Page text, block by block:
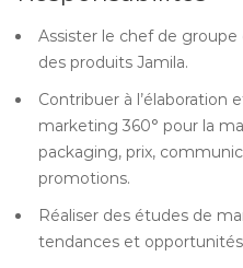
Assister le chef de
des produits Jamila.
Contribuer à l’élaboration
marketing 360° pour la
packaging, prix,
promotions.
Réaliser des études de
tendances et